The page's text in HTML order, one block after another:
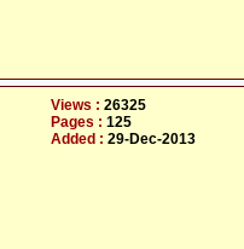
Views : 26325
Pages : 125
Added : 29-Dec-2013